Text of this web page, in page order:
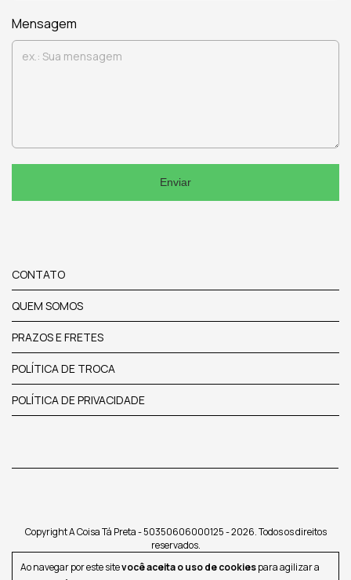
Ao navegar por este sitevocê aceita o uso de cookiespara agilizar a
Mensagem
Enviar
CONTATO
QUEM SOMOS
PRAZOS E FRETES
POLÍTICA DE TROCA
POLÍTICA DE PRIVACIDADE
Copyright A Coisa Tá Preta - 50350606000125 - 2026. Todos os direitos
reservados.